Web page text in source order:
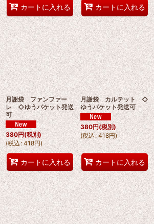
カートに入れる カートに入れる
月謝袋 ファンファー
レ ◇ゆうパケット発送
可
380円(税別)
(税込: 418円)
カートに入れる
月謝袋 カルテット ◇
ゆうパケット発送可
380円(税別)
(税込: 418円)
カートに入れる